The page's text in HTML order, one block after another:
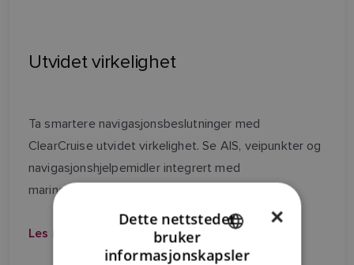
Utvidet virkelighet
Ta smartere navigasjonsbeslutninger med
ClearCruise utvidet virkelighet. Se AIS, veipunkter og
navigasjonshjelpemidler integrert med
marinekameraer.
Les mer
×
Dette nettstedet
bruker
informasjonskapsler